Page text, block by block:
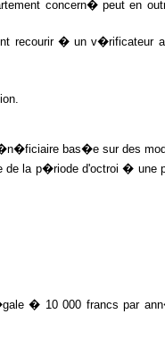
concern� peut en
recourir � un v�rificateur
bas�e sur des
la p�riode d'octroi � une
� 10 000 francs par